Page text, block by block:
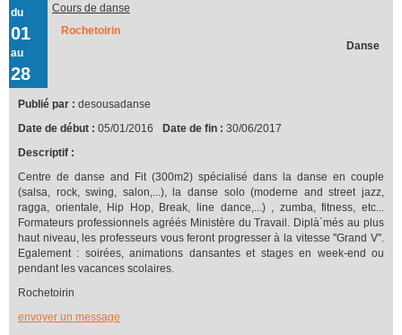
du
01
au
28
Cours de danse
Rochetoirin
Danse
Publié par : desousadanse
Date de début : 05/01/2016 Date de fin : 30/06/2017
Descriptif :
Centre de danse and Fit (300m2) spécialisé dans la danse en couple
(salsa, rock, swing, salon,...), la danse solo (moderne and street jazz,
ragga, orientale, Hip Hop, Break, line dance,...) , zumba, fitness, etc...
Formateurs professionnels agréés Ministère du Travail. Diplà´més au plus
haut niveau, les professeurs vous feront progresser à la vitesse ''Grand V''.
Egalement : soirées, animations dansantes et stages en week-end ou
pendant les vacances scolaires.
Rochetoirin
envoyer un message